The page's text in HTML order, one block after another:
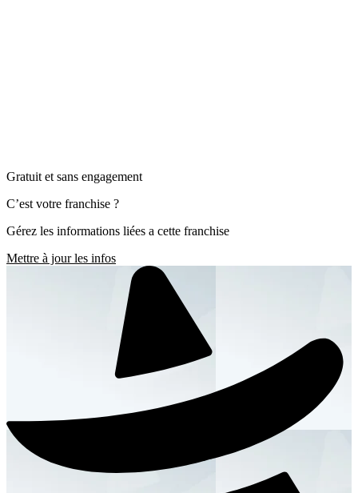
Gratuit et sans engagement
C’est votre franchise ?
Gérez les informations liées a cette franchise
Mettre à jour les infos